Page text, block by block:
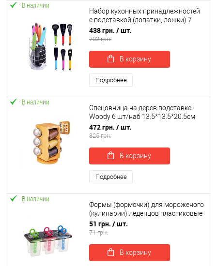
В наличии
Набор кухонных принадлежностей
с подставкой (лопатки, ложки) 7
предметов Stenson (H12044)
438 грн. / шт.
702 грн.
В корзину
Подробнее
В наличии
Спецовница на дерев.подставке
Woody 6 шт/наб 13.5*13.5*20.5см
Stenson (MS-0369)
472 грн. / шт.
825 грн.
В корзину
Подробнее
В наличии
Формы (формочки) для мороженого
(кулинарии) леденцов пластиковые
для дома 6шт Stenson (R84712)
51 грн. / шт.
71 грн.
В корзину